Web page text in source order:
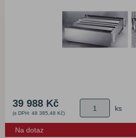
39 988 Kč
(s DPH: 48 385,48 Kč)
ks
Na dotaz